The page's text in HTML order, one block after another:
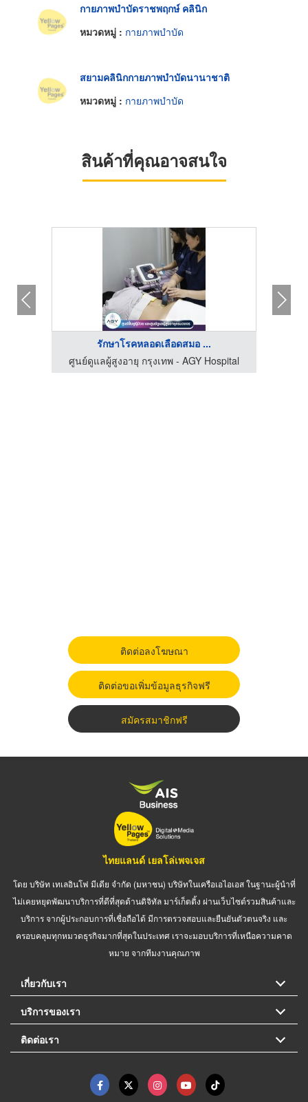
กายภาพบำบัดราชพฤกษ์ คลินิก
หมวดหมู่ : กายภาพบำบัด
สยามคลินิกกายภาพบำบัดนานาชาติ
หมวดหมู่ : กายภาพบำบัด
สินค้าที่คุณอาจสนใจ
รักษาโรคหลอดเลือดสมอ ...
ศูนย์ดูแลผู้สูงอายุ กรุงเทพ - AGY Hospital
ติดต่อลงโฆษณา
ติดต่อขอเพิ่มข้อมูลธุรกิจฟรี
สมัครสมาชิกฟรี
ไทยแลนด์ เยลโล่เพจเจส
โดย บริษัท เทเลอินโฟ มีเดีย จำกัด (มหาชน) บริษัทในเครือเอไอเอส ในฐานะผู้นำที่
ไม่เคยหยุดพัฒนาบริการที่ดีที่สุดด้านดิจิทัล มาร์เก็ตติ้ง ผ่านเว็บไซต์รวมสินค้าและ
บริการ จากผู้ประกอบการที่เชื่อถือได้ มีการตรวจสอบและยืนยันตัวตนจริง และ
ครอบคลุมทุกหมวดธุรกิจมากที่สุดในประเทศ เราจะมอบบริการที่เหนือความคาด
หมาย จากทีมงานคุณภาพ
เกี่ยวกับเรา
บริการของเรา
ติดต่อเรา